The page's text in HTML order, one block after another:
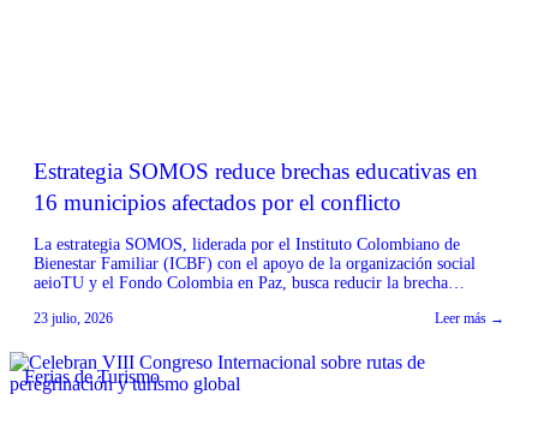
Estrategia SOMOS reduce brechas educativas en
16 municipios afectados por el conflicto
La estrategia SOMOS, liderada por el Instituto Colombiano de
Bienestar Familiar (ICBF) con el apoyo de la organización social
aeioTU y el Fondo Colombia en Paz, busca reducir la brecha
Desarrollo con Enfoque Territorial (PDET) en los departamentos de
23 julio, 2026 Leer más →
Ferias de Turismo